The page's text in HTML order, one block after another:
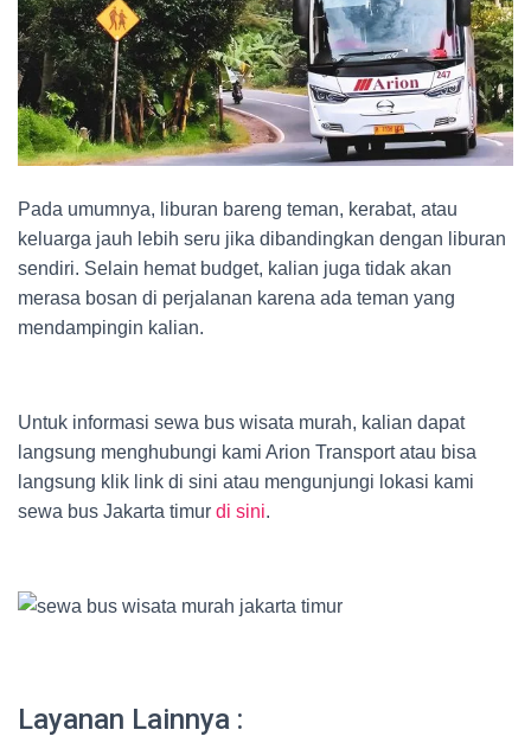
Pada umumnya, liburan bareng teman, kerabat, atau
keluarga jauh lebih seru jika dibandingkan dengan liburan
sendiri. Selain hemat budget, kalian juga tidak akan
merasa bosan di perjalanan karena ada teman yang
mendampingin kalian.
Untuk informasi sewa bus wisata murah, kalian dapat
langsung menghubungi kami Arion Transport atau bisa
langsung klik link di sini atau mengunjungi lokasi kami
sewa bus Jakarta timur di sini.
Layanan Lainnya :